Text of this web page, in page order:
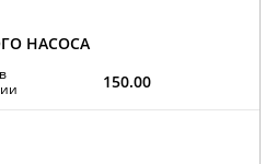
НАСОСА
150.00